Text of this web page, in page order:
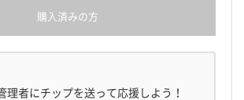
購入済みの方
理者にチップを送って応援しよう！